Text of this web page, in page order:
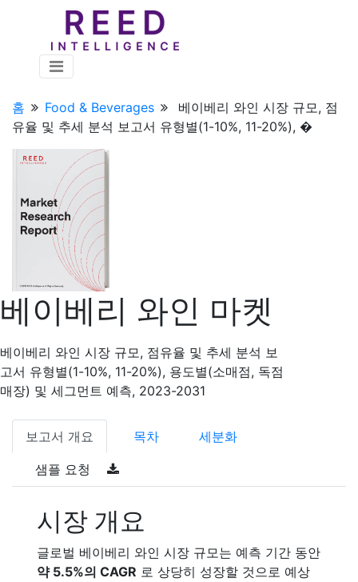
홈 Food & Beverages
베이베리 와인 시장 규모, 점
유율 및 추세 분석 보고서 유형별(1-10%, 11-20%), �
베이베리 와인 마켓
베이베리 와인 시장 규모, 점유율 및 추세 분석 보
고서 유형별(1-10%, 11-20%), 용도별(소매점, 독점
매장) 및 세그먼트 예측, 2023-2031
보고서 개요 목차 세분화
샘플 요청
시장 개요
글로벌 베이베리 와인 시장 규모는 예측 기간 동안
약 5.5%의 CAGR 로 상당히 성장할 것으로 예상